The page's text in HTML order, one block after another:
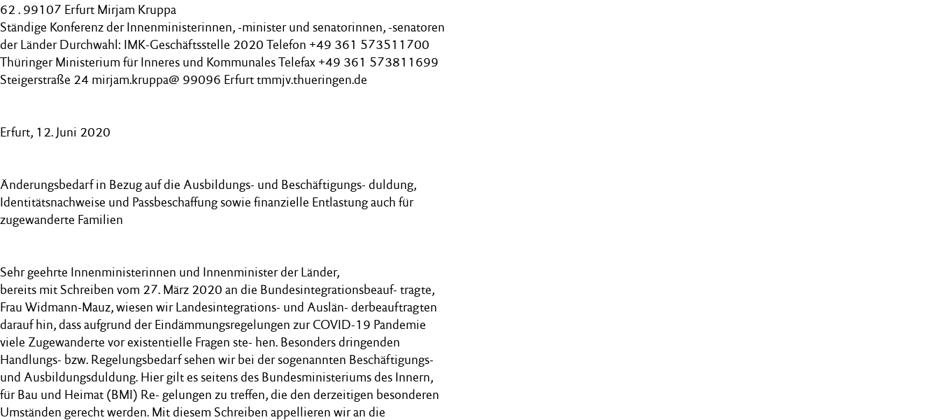
62 . 99107 Erfurt Mirjam Kruppa
Ständige Konferenz der Innenministerinnen, -minister und senatorinnen, -senatoren
der Länder Durchwahl: IMK-Geschäftsstelle 2020 Telefon +49 361 573511700
Thüringer Ministerium für Inneres und Kommunales Telefax +49 361 573811699
Steigerstraße 24 mirjam.kruppa@ 99096 Erfurt tmmjv.thueringen.de
Erfurt, 12. Juni 2020
Änderungsbedarf in Bezug auf die Ausbildungs- und Beschäftigungs- duldung,
Identitätsnachweise und Passbeschaffung sowie finanzielle Entlastung auch für
zugewanderte Familien
Sehr geehrte Innenministerinnen und Innenminister der Länder,
bereits mit Schreiben vom 27. März 2020 an die Bundesintegrationsbeauf- tragte,
Frau Widmann-Mauz, wiesen wir Landesintegrations- und Auslän- derbeauftragten
darauf hin, dass aufgrund der Eindämmungsregelungen zur COVID-19 Pandemie
viele Zugewanderte vor existentielle Fragen ste- hen. Besonders dringenden
Handlungs- bzw. Regelungsbedarf sehen wir bei der sogenannten Beschäftigungs-
und Ausbildungsduldung. Hier gilt es seitens des Bundesministeriums des Innern,
für Bau und Heimat (BMI) Re- gelungen zu treffen, die den derzeitigen besonderen
Umständen gerecht werden. Mit diesem Schreiben appellieren wir an die